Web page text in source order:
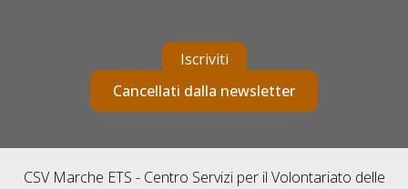
Iscriviti
Cancellati dalla newsletter
CSV Marche ETS - Centro Servizi per il Volontariato delle